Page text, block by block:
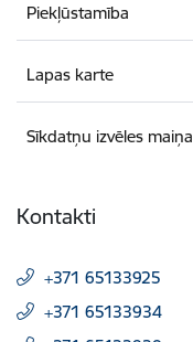
Piekļūstamība
Lapas karte
Sīkdatņu izvēles maiņa
Kontakti
+371 65133925
+371 65133934